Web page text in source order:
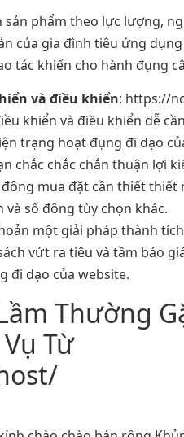
sản phẩm theo lực lượng,
của gia đình tiêu ứng
tác khiến cho hành đụng
và điều khiển: https://
khiển và điều khiển dễ
trạng hoạt đụng đi dạo
chắc chắc chắn thuận lợi
mua đặt cần thiết thiết
số đông tùy chọn khác.
một giải pháp thành
vứt ra tiêu và tầm báo
đi dạo của website.
Thường
Từ